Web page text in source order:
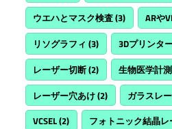
ウエハとマスク検査(3) ARや
リソグラフィ (3) 3Dプリンタ
レーザー切断(2) 生物医学計
レーザー穴あけ(2) ガラスレ
VCSEL(2) フォトニック結晶